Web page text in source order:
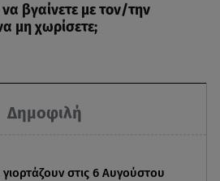
Δημοφιλή
γιορτάζουν στις 6 Αυγούστου
βγαίνετε με τον/την
μη χωρίσετε;